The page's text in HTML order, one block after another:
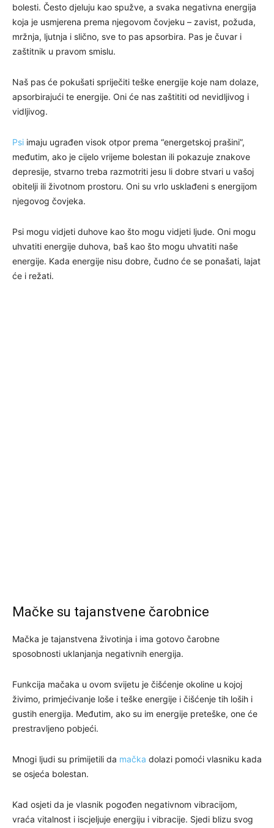
bolesti. Često djeluju kao spužve, a svaka negativna energija
koja je usmjerena prema njegovom čovjeku – zavist, požuda,
mržnja, ljutnja i slično, sve to pas apsorbira. Pas je čuvar i
zaštitnik u pravom smislu.
Naš pas će pokušati spriječiti teške energije koje nam dolaze,
apsorbirajući te energije. Oni će nas zaštititi od nevidljivog i
vidljivog.
Psi imaju ugrađen visok otpor prema “energetskoj prašini”,
međutim, ako je cijelo vrijeme bolestan ili pokazuje znakove
depresije, stvarno treba razmotriti jesu li dobre stvari u vašoj
obitelji ili životnom prostoru. Oni su vrlo usklađeni s energijom
njegovog čovjeka.
Psi mogu vidjeti duhove kao što mogu vidjeti ljude. Oni mogu
uhvatiti energije duhova, baš kao što mogu uhvatiti naše
energije. Kada energije nisu dobre, čudno će se ponašati, lajat
će i režati.
Mačke su tajanstvene čarobnice
Mačka je tajanstvena životinja i ima gotovo čarobne
sposobnosti uklanjanja negativnih energija.
Funkcija mačaka u ovom svijetu je čišćenje okoline u kojoj
živimo, primjećivanje loše i teške energije i čišćenje tih loših i
gustih energija. Međutim, ako su im energije preteške, one će
prestravljeno pobjeći.
Mnogi ljudi su primijetili da mačka dolazi pomoći vlasniku kada
se osjeća bolestan.
Kad osjeti da je vlasnik pogođen negativnom vibracijom,
vraća vitalnost i iscjeljuje energiju i vibracije. Sjedi blizu svog